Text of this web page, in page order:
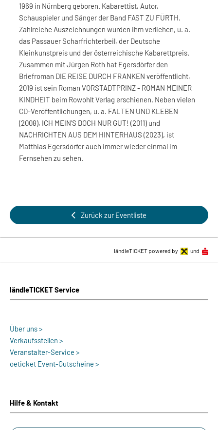
1969 in Nürnberg geboren. Kabarettist, Autor,
Schauspieler und Sänger der Band FAST ZU FÜRTH.
Zahlreiche Auszeichnungen wurden ihm verliehen, u. a.
das Passauer Scharfrichterbeil, der Deutsche
Kleinkunstpreis und der österreichische Kabarettpreis.
Zusammen mit Jürgen Roth hat Egersdörfer den
Briefroman DIE REISE DURCH FRANKEN veröffentlicht,
2019 ist sein Roman VORSTADTPRINZ - ROMAN MEINER
KINDHEIT beim Rowohlt Verlag erschienen. Neben vielen
CD-Veröffentlichungen, u. a. FALTEN UND KLEBEN
(2008), ICH MEIN'S DOCH NUR GUT! (2011) und
NACHRICHTEN AUS DEM HINTERHAUS (2023), ist
Matthias Egersdörfer auch immer wieder einmal im
Fernsehen zu sehen.
Zurück zur Eventliste
ländleTICKET Service
Über uns >
Verkaufsstellen >
Veranstalter-Service >
oeticket Event-Gutscheine >
Hilfe & Kontakt
ländleTICKET powered by und